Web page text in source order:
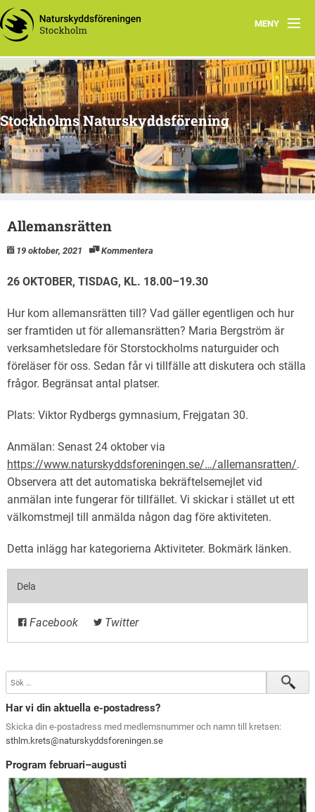
MENY
Hem
Arbetsgrupper
Media
Material
Naturnyttan
Stockholms Naturskyddsförening
Allemansrätten
19 oktober, 2021 Kommentera
26 OKTOBER, TISDAG, KL. 18.00–19.30
Hur kom allemansrätten till? Vad gäller egentligen och hur
ser framtiden ut för allemansrätten? Maria Bergström är
verksamhetsledare för Storstockholms naturguider och
föreläser för oss. Sedan får vi tillfälle att diskutera och ställa
frågor. Begränsat antal platser.
Plats: Viktor Rydbergs gymnasium, Frejgatan 30.
Anmälan: Senast 24 oktober via
https://www.naturskyddsforeningen.se/…/allemansratten/.
Observera att det automatiska bekräftelsemejlet vid
anmälan inte fungerar för tillfället. Vi skickar i stället ut ett
välkomstmejl till anmälda någon dag före aktiviteten.
Detta inlägg har kategorierna Aktiviteter. Bokmärk länken.
Dela
Facebook Twitter
Har vi din aktuella e-postadress?
Skicka din e-postadress med medlemsnummer och namn till kretsen:
sthlm.krets@naturskyddsforeningen.se
Program februari–augusti